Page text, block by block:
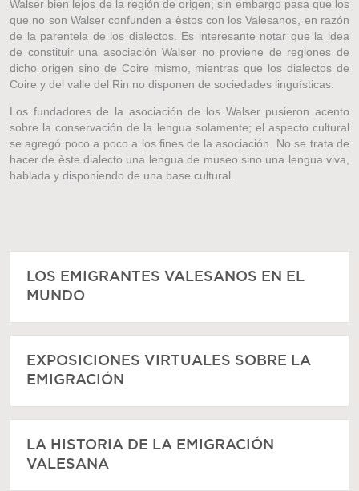
Walser bien lejos de la región de origen; sin embargo pasa que los
que no son Walser confunden a èstos con los Valesanos, en razón
de la parentela de los dialectos. Es interesante notar que la idea
de constituir una asociación Walser no proviene de regiones de
dicho origen sino de Coire mismo, mientras que los dialectos de
Coire y del valle del Rin no disponen de sociedades linguísticas.
Los fundadores de la asociación de los Walser pusieron acento
sobre la conservación de la lengua solamente; el aspecto cultural
se agregó poco a poco a los fines de la asociación. No se trata de
hacer de èste dialecto una lengua de museo sino una lengua viva,
hablada y disponiendo de una base cultural.
LOS EMIGRANTES VALESANOS EN EL
MUNDO
EXPOSICIONES VIRTUALES SOBRE LA
EMIGRACIÓN
LA HISTORIA DE LA EMIGRACIÓN
VALESANA